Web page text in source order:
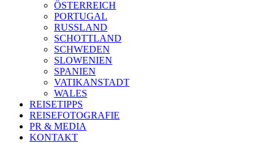
ÖSTERREICH
PORTUGAL
RUSSLAND
SCHOTTLAND
SCHWEDEN
SLOWENIEN
SPANIEN
VATIKANSTADT
WALES
REISETIPPS
REISEFOTOGRAFIE
PR & MEDIA
KONTAKT